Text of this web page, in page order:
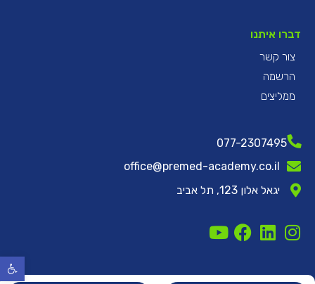
דברו איתנו
צור קשר
הרשמה
ממליצים
077-2307495
office@premed-academy.co.il
יגאל אלון 123, תל אביב